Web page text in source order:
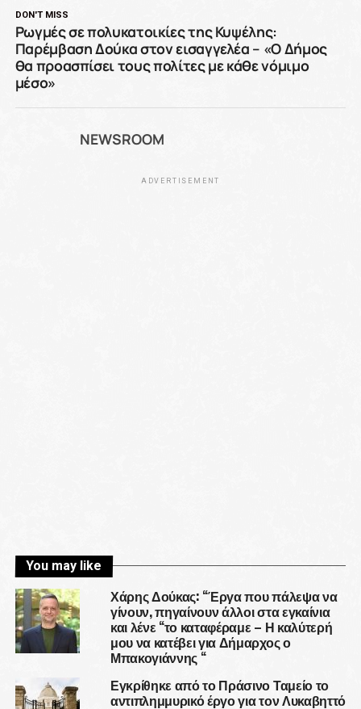
DON'T MISS
Ρωγμές σε πολυκατοικίες της Κυψέλης:
Παρέμβαση Δούκα στον εισαγγελέα – «Ο Δήμος
θα προασπίσει τους πολίτες με κάθε νόμιμο
μέσο»
NEWSROOM
ADVERTISEMENT
You may like
Χάρης Δούκας: “Έργα που πάλεψα να
γίνουν, πηγαίνουν άλλοι στα εγκαίνια
και λένε “το καταφέραμε – Η καλύτερή
μου να κατέβει για Δήμαρχος ο
Μπακογιάννης “
Εγκρίθηκε από το Πράσινο Ταμείο το
αντιπλημμυρικό έργο για τον Λυκαβηττό